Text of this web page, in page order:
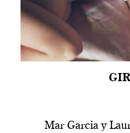
Mar Garcia y